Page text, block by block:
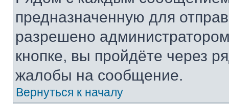
предназначенную для
разрешено
кнопке, вы пройдёте через
жалобы на сообщение.
Вернуться к началу